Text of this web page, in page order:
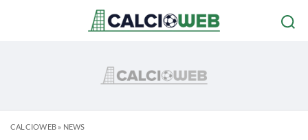
CALCIOWEB» NEWS